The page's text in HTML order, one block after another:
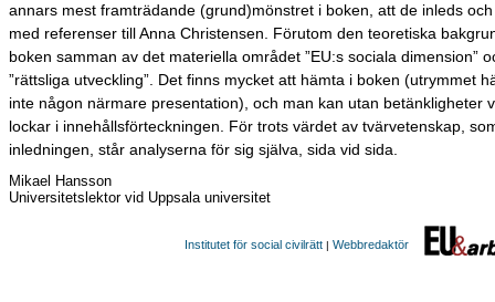
annars mest framträdande (grund)mönstret i boken, att de inleds
med referenser till Anna Christensen. Förutom den teoretiska
boken samman av det materiella området ”EU:s sociala dimension”
”rättsliga utveckling”. Det finns mycket att hämta i boken (utrymmet
inte någon närmare presentation), och man kan utan betänkligheter
lockar i innehållsförteckningen. För trots värdet av tvärvetenskap,
inledningen, står analyserna för sig själva, sida vid sida.
Mikael Hansson
Universitetslektor vid Uppsala universitet
Institutet för social civilrätt | Webbredaktör